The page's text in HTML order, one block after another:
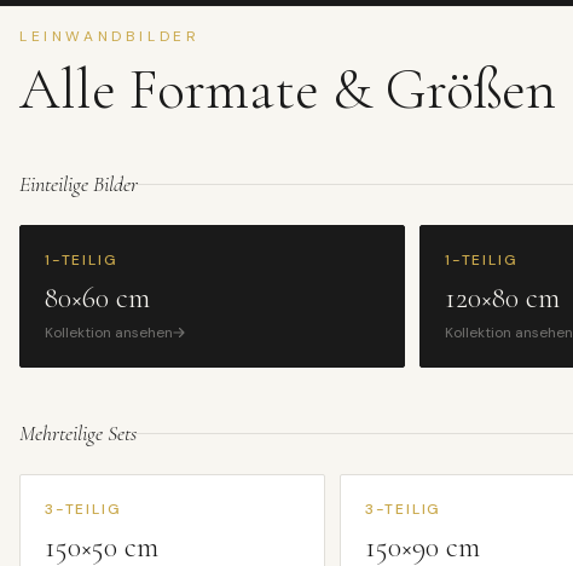
LEINWANDBILDER
Alle Formate & Größen
Einteilige Bilder
1-TEILIG
80×60 cm
Kollektion ansehen
1-TEILIG
120×80 cm
Kollektion ansehen
Mehrteilige Sets
3-TEILIG
150×50 cm
3-TEILIG
150×90 cm